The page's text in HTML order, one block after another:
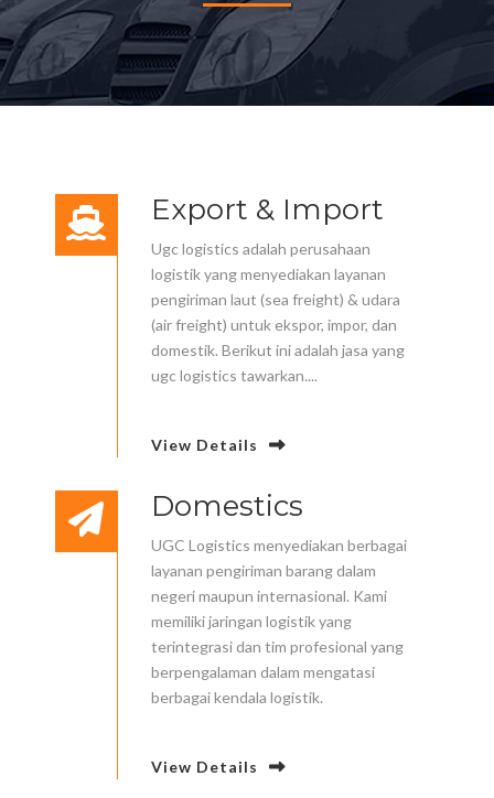
Export & Import
Ugc logistics adalah perusahaan
logistik yang menyediakan layanan
pengiriman laut (sea freight) & udara
(air freight) untuk ekspor, impor, dan
domestik. Berikut ini adalah jasa yang
ugc logistics tawarkan....
View Details
Domestics
UGC Logistics menyediakan berbagai
layanan pengiriman barang dalam
negeri maupun internasional. Kami
memiliki jaringan logistik yang
terintegrasi dan tim profesional yang
berpengalaman dalam mengatasi
berbagai kendala logistik.
View Details